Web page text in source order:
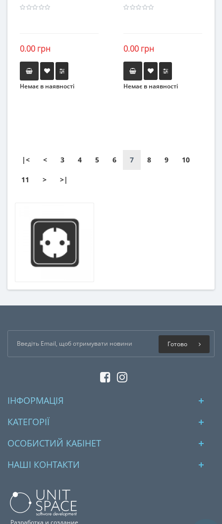
0.00 грн
Немає в наявності
0.00 грн
Немає в наявності
|< < 3 4 5 6 7 8 9 10
11 > >|
Готово
ІНФОРМАЦІЯ
КАТЕГОРІЇ
ОСОБИСТИЙ КАБІНЕТ
НАШІ КОНТАКТИ
Разработка и создание